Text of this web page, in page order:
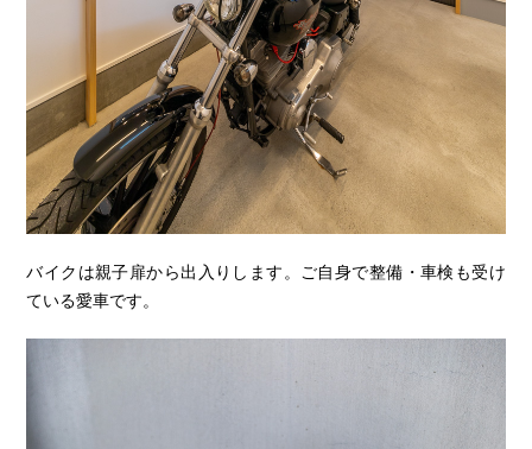
バイクは親子扉から出入りします。ご自身で整備・車検も受け
ている愛車です。